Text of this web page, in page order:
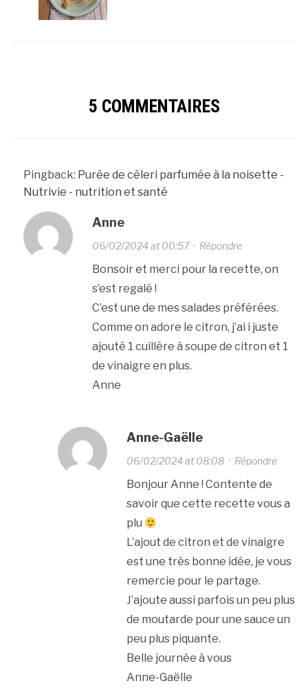
5 COMMENTAIRES
Pingback: Purée de céleri parfumée à la noisette -
Nutrivie - nutrition et santé
Anne
06/02/2024 at 00:57· Répondre
Bonsoir et merci pour la recette, on
s’est regalé !
C’est une de mes salades préférées.
Comme on adore le citron, j’ai i juste
ajouté 1 cuillère à soupe de citron et 1
de vinaigre en plus.
Anne
Anne-Gaëlle
06/02/2024 at 08:08· Répondre
Bonjour Anne ! Contente de
savoir que cette recette vous a
plu
L’ajout de citron et de vinaigre
est une très bonne idée, je vous
remercie pour le partage.
J’ajoute aussi parfois un peu plus
de moutarde pour une sauce un
peu plus piquante.
Belle journée à vous
Anne-Gaëlle